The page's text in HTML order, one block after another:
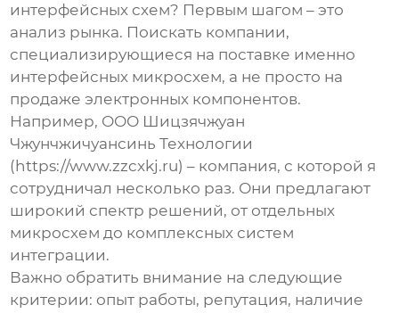
интерфейсных схем? Первым шагом – это
анализ рынка. Поискать компании,
специализирующиеся на поставке именно
интерфейсных микросхем, а не просто на
продаже электронных компонентов.
Например, ООО Шицзячжуан
Чжунчжичуансинь Технологии
(https://www.zzcxkj.ru) – компания, с которой я
сотрудничал несколько раз. Они предлагают
широкий спектр решений, от отдельных
микросхем до комплексных систем
интеграции.
Важно обратить внимание на следующие
критерии: опыт работы, репутация, наличие